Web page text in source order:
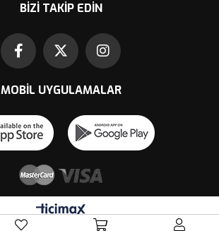
BIZI TAKIP EDIN
MOBIL UYGULAMALAR